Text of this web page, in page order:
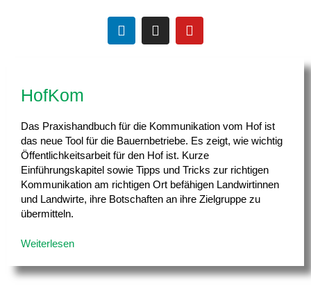
HofKom
Das Praxishandbuch für die Kommunikation vom Hof ist
das neue Tool für die Bauernbetriebe. Es zeigt, wie wichtig
Öffentlichkeitsarbeit für den Hof ist. Kurze
Einführungskapitel sowie Tipps und Tricks zur richtigen
Kommunikation am richtigen Ort befähigen Landwirtinnen
und Landwirte, ihre Botschaften an ihre Zielgruppe zu
übermitteln.
Weiterlesen